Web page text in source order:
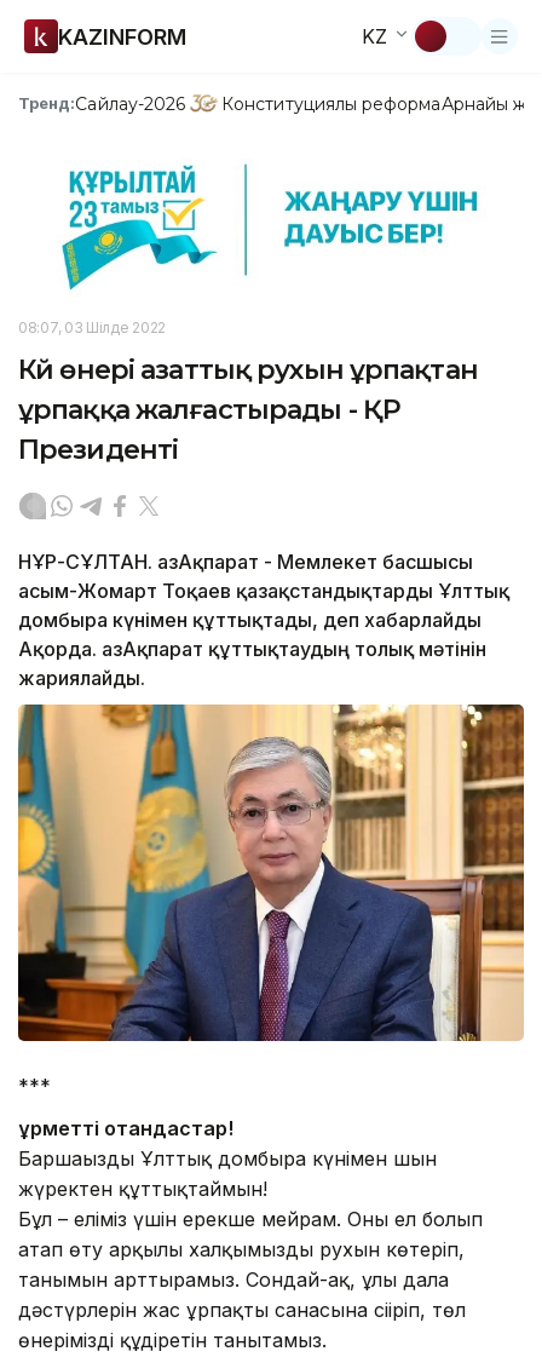
KAZINFORM KZ
Тренд:Сайлау-2026 Конституциялық реформаАрнайы
08:07, 03 Шілде 2022
Күй өнері азаттық рухын ұрпақтан
ұрпаққа жалғастырады - ҚР
Президенті
НҰР-СҰЛТАН. ҚазАқпарат - Мемлекет басшысы
Қасым-Жомарт Тоқаев қазақстандықтарды Ұлттық
домбыра күнімен құттықтады, деп хабарлайды
Ақорда. ҚазАқпарат құттықтаудың толық мәтінін
жариялайды.
***
Құрметті отандастар!
Баршаңызды Ұлттық домбыра күнімен шын
жүректен құттықтаймын!
Бұл – еліміз үшін ерекше мейрам. Оны ел болып
атап өту арқылы халқымыздың рухын көтеріп,
танымын арттырамыз. Сондай-ақ, ұлы дала
дәстүрлерін жас ұрпақтың санасына сіңіріп, төл
өнеріміздің құдіретін танытамыз.